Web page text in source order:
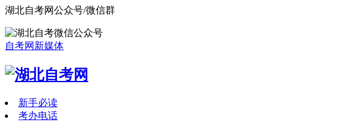
湖北自考网公众号/微信群
自考网新媒体
新手必读
考办电话